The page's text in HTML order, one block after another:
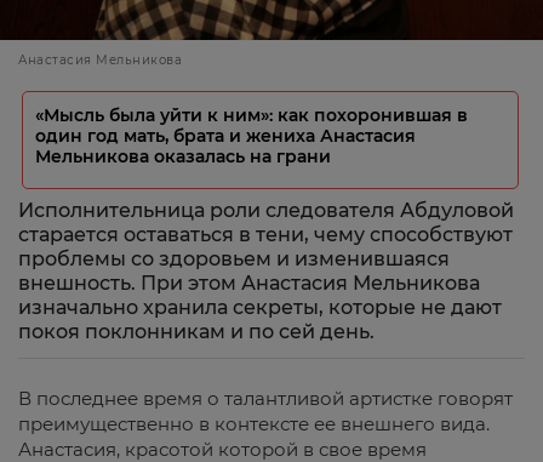
Анастасия Мельникова
«Мысль была уйти к ним»: как похоронившая в
один год мать, брата и жениха Анастасия
Мельникова оказалась на грани
Исполнительница роли следователя Абдуловой
старается оставаться в тени, чему способствуют
проблемы со здоровьем и изменившаяся
внешность. При этом Анастасия Мельникова
изначально хранила секреты, которые не дают
покоя поклонникам и по сей день.
В последнее время о талантливой артистке говорят
преимущественно в контексте ее внешнего вида.
Анастасия, красотой которой в свое время